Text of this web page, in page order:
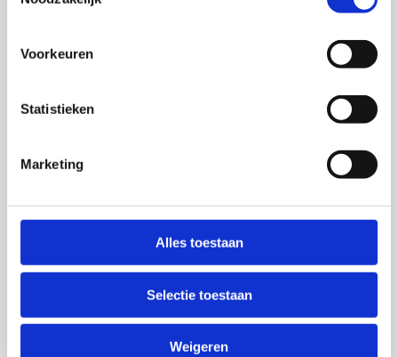
Voorkeuren
Statistieken
Marketing
Alles toestaan
Selectie toestaan
Weigeren